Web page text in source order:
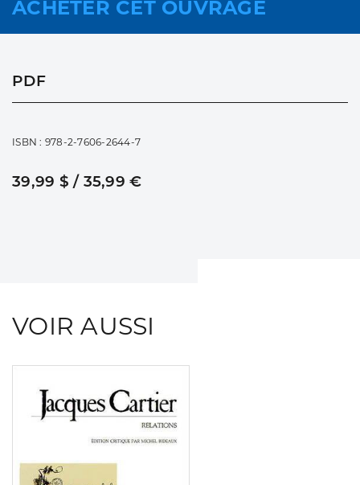
ACHETER CET OUVRAGE
PDF
ISBN : 978-2-7606-2644-7
39,99 $ / 35,99 €
VOIR AUSSI